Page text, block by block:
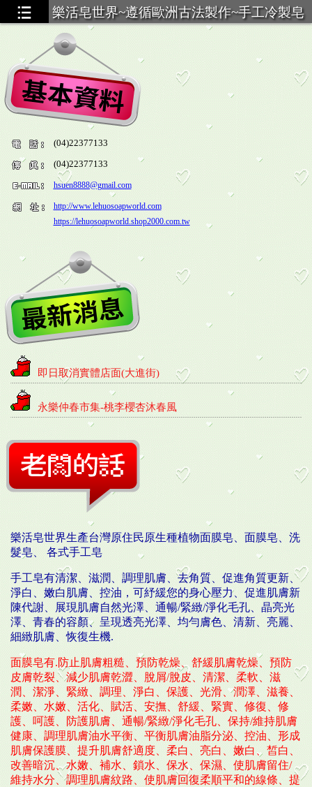
樂活皂世界~遵循歐洲古法製作~手工冷製皂
(04)22377133
(04)22377133
hsuen8888@gmail.com
http://www.lehuosoapworld.com
https://lehuosoapworld.shop2000.com.tw
即日取消實體店面(大進街)
永樂仲春市集-桃李櫻杏沐春風
永樂夏日市集
暖暖壽市集
2023榮星花園園遊會
市集回顧
2022鹿港祈福法會市集
晴市集-鐵道驛第二月台
聖誕節戲永樂文創市集
樂活皂世界生產台灣原住民原生種植物面膜皂、面膜皂、洗
髮皂、 各式手工皂
手工皂有清潔、滋潤、調理肌膚、去角質、促進角質更新、
淨白、嫩白肌膚、控油，可紓緩您的身心壓力、促進肌膚新
陳代謝、展現肌膚自然光澤、通暢/緊緻/淨化毛孔、晶亮光
澤、青春的容顏、呈現透亮光澤、均勻膚色、清新、亮麗、
細緻肌膚、恢復生機.
面膜皂有.防止肌膚粗糙、預防乾燥、舒緩肌膚乾燥、預防
皮膚乾裂、減少肌膚乾澀、脫屑/脫皮、清潔、柔軟、滋
潤、潔淨、緊緻、調理、淨白、保護、光滑、潤澤、滋養、
柔嫩、水嫩、活化、賦活、安撫、舒緩、緊實、修復、修
護、呵護、防護肌膚、通暢/緊緻/淨化毛孔、保持/維持肌膚
健康、調理肌膚油水平衡、平衡肌膚油脂分泌、控油、形成
肌膚保護膜、提升肌膚舒適度、柔白、亮白、嫩白、皙白、
改善暗沉、水嫩、補水、鎖水、保水、保濕、使肌膚留住/
維持水分、調理肌膚紋路、使肌膚回復柔順平和的線條、提